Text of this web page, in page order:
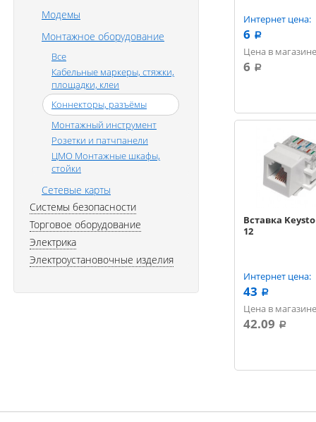
Интернет цена:
6 a
Цена в
6 a
Вставка
12
Интернет цена:
43 a
Цена в
42.09 a
Модемы
Монтажное оборудование
Все
Кабельные маркеры, стяжки,
площадки, клеи
Коннекторы, разъёмы
Монтажный инcтрумент
Розетки и патчпанели
ЦМО Монтажные шкафы,
стойки
Сетевые карты
Системы безопасности
Торговое оборудование
Электрика
Электроустановочные изделия